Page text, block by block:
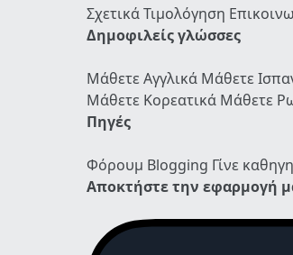
ΣχετικάΤιμολόγηση
Δημοφιλείς γλώσσες
Μάθετε Αγγλικά Μάθετε
Μάθετε Κορεατικά Μάθετε
Πηγές
Φόρουμ Blogging Γίνε
Αποκτήστε την εφαρμογή